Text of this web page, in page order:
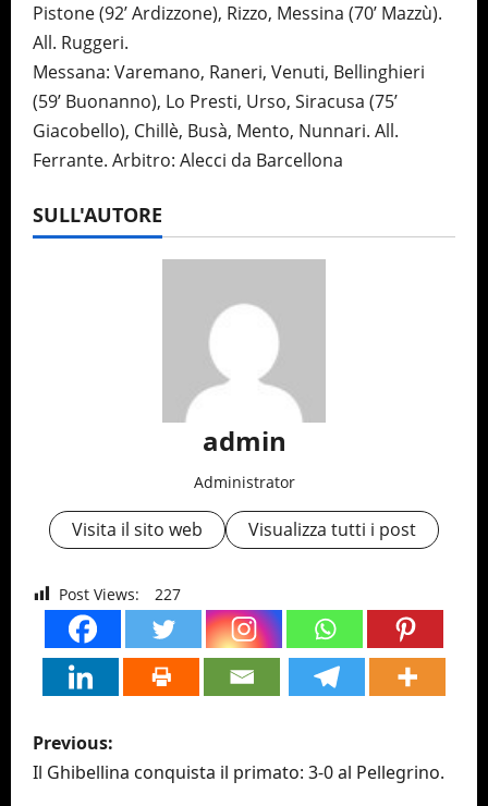
Pistone (92’ Ardizzone), Rizzo, Messina (70’ Mazzù).
All. Ruggeri.
Messana: Varemano, Raneri, Venuti, Bellinghieri
(59’ Buonanno), Lo Presti, Urso, Siracusa (75’
Giacobello), Chillè, Busà, Mento, Nunnari. All.
Ferrante. Arbitro: Alecci da Barcellona
SULL'AUTORE
admin
Administrator
Visita il sito web Visualizza tutti i post
Post Views: 227
P
o
Previous:
Il Ghibellina conquista il primato: 3-0 al Pellegrino.